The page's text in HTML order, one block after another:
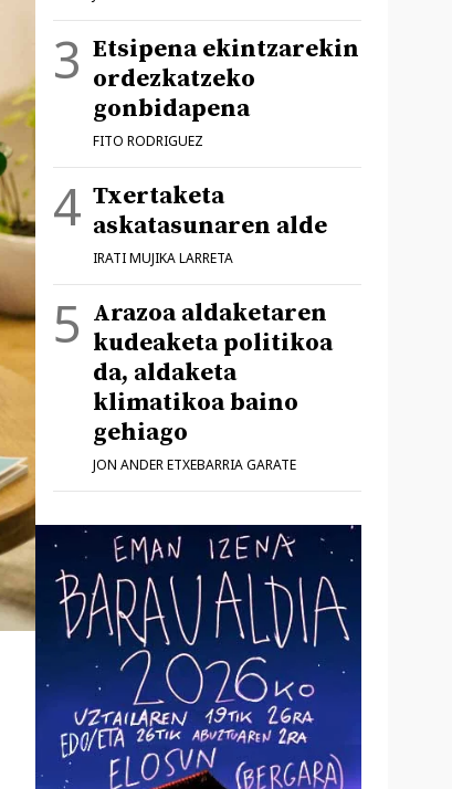
Etsipena ekintzarekin
ordezkatzeko
gonbidapena
FITO RODRIGUEZ
Txertaketa
askatasunaren alde
IRATI MUJIKA LARRETA
Arazoa aldaketaren
kudeaketa politikoa
da, aldaketa
klimatikoa baino
gehiago
JON ANDER ETXEBARRIA GARATE